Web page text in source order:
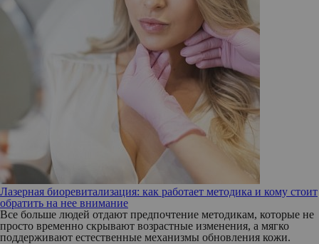
Лазерная биоревитализация: как работает методика и кому стоит
обратить на нее внимание
Все больше людей отдают предпочтение методикам, которые не
просто временно скрывают возрастные изменения, а мягко
поддерживают естественные механизмы обновления кожи.